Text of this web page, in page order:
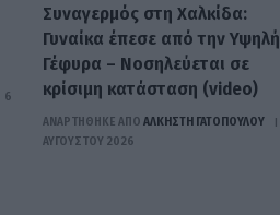
6
Συναγερμός στη Χαλκίδα:
Γυναίκα έπεσε από την Υψηλή
Γέφυρα – Νοσηλεύεται σε
κρίσιμη κατάσταση (video)
ΑΝΑΡΤΗΘΗΚΕ ΑΠΟ ΆΛΚΗΣΤΗ ΓΑΤΟΠΟΎΛΟΥ
ΑΥΓΟΎΣΤΟΥ 2026